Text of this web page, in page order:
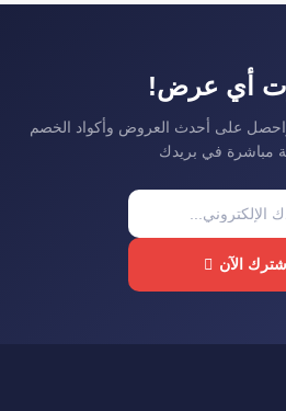
أي عرض!
على أحدث العروض وأكواد الخصم
مباشرة في بريدك
شترك الآن